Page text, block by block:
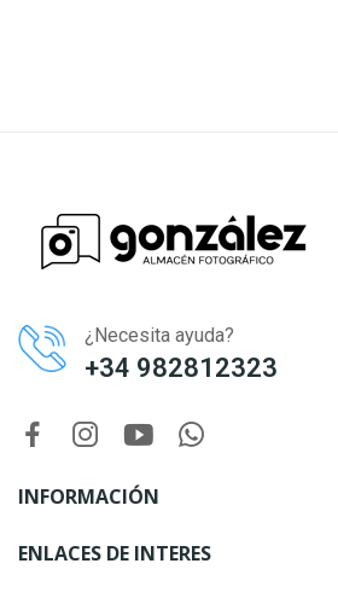
¿Necesita ayuda?
+34 982812323
INFORMACIÓN
ENLACES DE INTERES